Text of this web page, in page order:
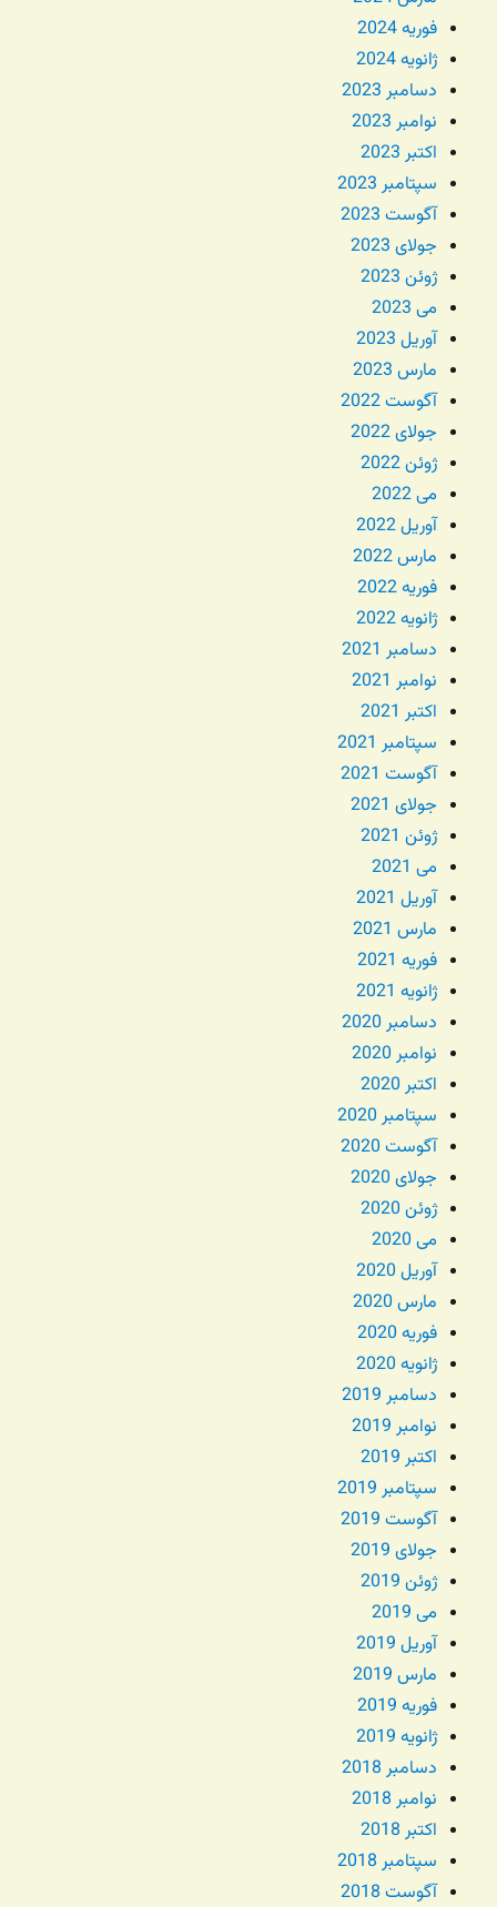
فوریه 2024
ژانویه 2024
دسامبر 2023
نوامبر 2023
اکتبر 2023
سپتامبر 2023
آگوست 2023
جولای 2023
ژوئن 2023
می 2023
آوریل 2023
مارس 2023
آگوست 2022
جولای 2022
ژوئن 2022
می 2022
آوریل 2022
مارس 2022
فوریه 2022
ژانویه 2022
دسامبر 2021
نوامبر 2021
اکتبر 2021
سپتامبر 2021
آگوست 2021
جولای 2021
ژوئن 2021
می 2021
آوریل 2021
مارس 2021
فوریه 2021
ژانویه 2021
دسامبر 2020
نوامبر 2020
اکتبر 2020
سپتامبر 2020
آگوست 2020
جولای 2020
ژوئن 2020
می 2020
آوریل 2020
مارس 2020
فوریه 2020
ژانویه 2020
دسامبر 2019
نوامبر 2019
اکتبر 2019
سپتامبر 2019
آگوست 2019
جولای 2019
ژوئن 2019
می 2019
آوریل 2019
مارس 2019
فوریه 2019
ژانویه 2019
دسامبر 2018
نوامبر 2018
اکتبر 2018
سپتامبر 2018
آگوست 2018